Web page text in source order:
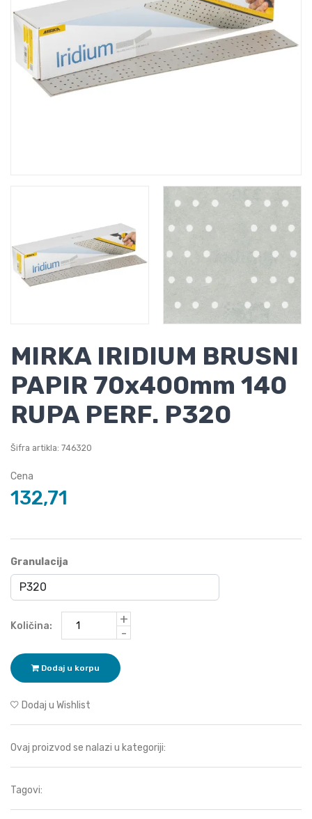
MIRKA IRIDIUM BRUSNI
PAPIR 70x400mm 140
RUPA PERF. P320
Šifra artikla: 746320
Cena
132,71
Granulacija
Količina:
+
-
Dodaj u korpu
Dodaj u Wishlist
Ovaj proizvod se nalazi u kategoriji:
Tagovi: